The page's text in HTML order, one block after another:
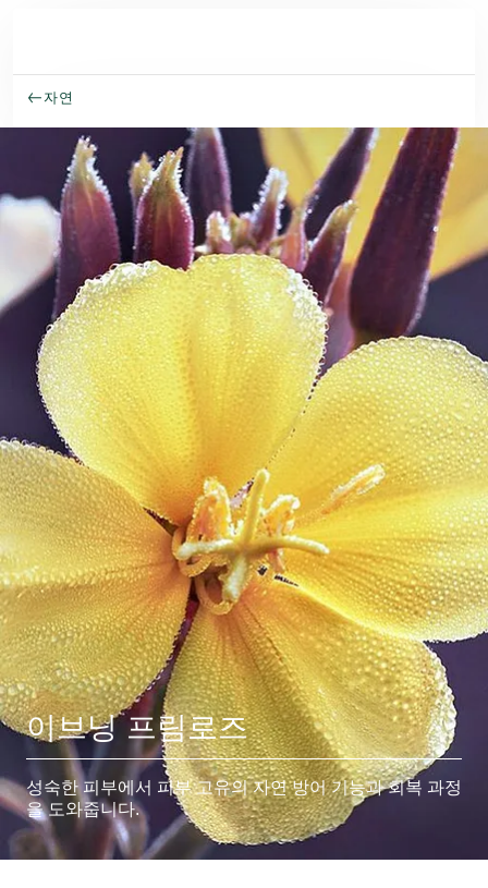
자연
이브닝 프림로즈
성숙한 피부에서 피부 고유의 자연 방어 기능과 회복 과정
을 도와줍니다.